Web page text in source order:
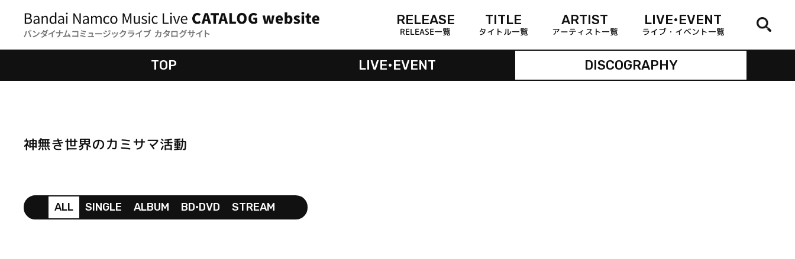
RELEASE
RELEASE一覧
TITLE
タイトル一覧
ARTIST
アーティスト一覧
LIVE•EVENT
ライブ・イベント一覧
TOP LIVE•EVENT DISCOGRAPHY
神無き世界のカミサマ活動
ALL SINGLE ALBUM BD•DVD STREAM